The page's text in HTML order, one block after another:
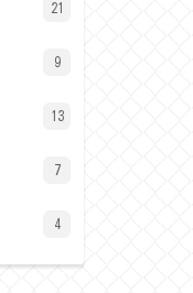
21
9
13
7
4